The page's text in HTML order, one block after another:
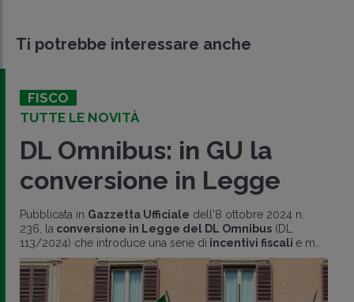
Ti potrebbe interessare anche
FISCO
TUTTE LE NOVITÀ
DL Omnibus: in GU la
conversione in Legge
Pubblicata in Gazzetta Ufficiale dell'8 ottobre 2024 n.
236, la conversione in Legge del DL Omnibus (DL
113/2024) che introduce una serie di incentivi fiscali e m..